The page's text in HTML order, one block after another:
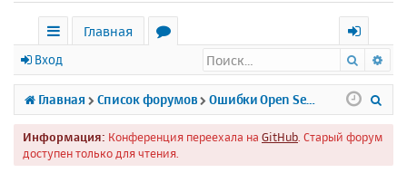
с
ы
л
к
Главная
р
у
м
х
о
д
Вход Поиск
Главная Список форумов
Информация: Конференция переехала на GitHub . Старый форум
доступен только для чтения.